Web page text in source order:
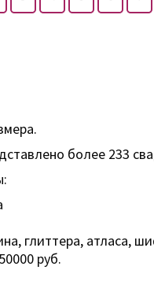
более 233
глиттера, атласа,
руб.